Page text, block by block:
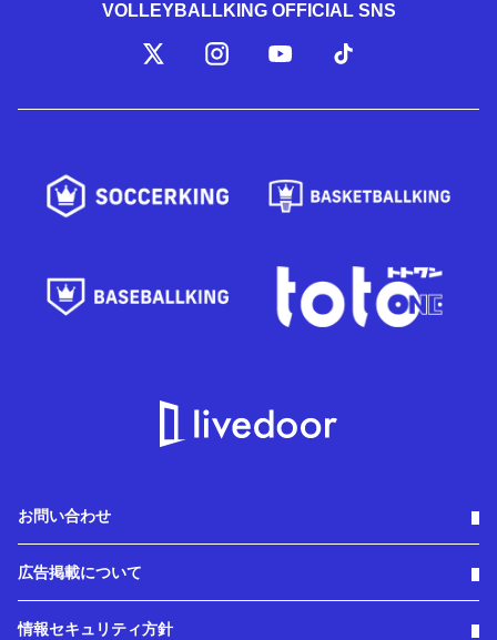
VOLLEYBALLKING OFFICIAL SNS
お問い合わせ
広告掲載について
情報セキュリティ方針